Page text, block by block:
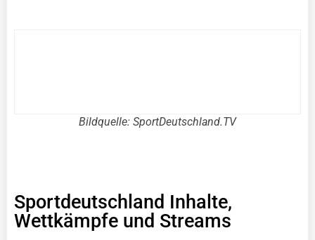
Bildquelle: SportDeutschland.TV
Sportdeutschland Inhalte,
Wettkämpfe und Streams